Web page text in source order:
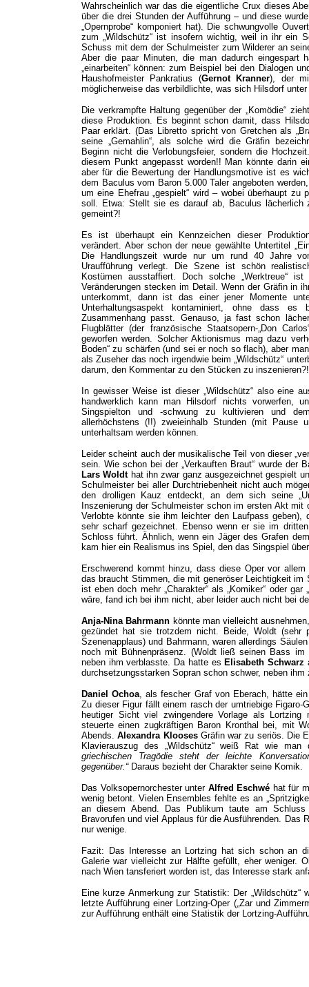
Wahrscheinlich war das die eigentliche Crux dieses
über die drei Stunden der Aufführung – und diese
„Opernprobe“ komponiert hat). Die schwungvolle
zum „Wildschütz“ ist insofern wichtig, weil in ihr ein
Schuss mit dem der Schulmeister zum Wilderer an
Aber die paar Minuten, die man dadurch eingespart
„einarbeiten“ können: zum Beispiel bei den Dialogen
Haushofmeister Pankratius (Gernot Kranner), der
möglicherweise das verbildlichte, was sich Hilsdorf
Die verkrampfte Haltung gegenüber der „Komödie“
diese Produktion. Es beginnt schon damit, dass
Paar erklärt. (Das Libretto spricht von Gretchen als
seine „Gemahlin“, als solche wird die Gräfin
Beginn nicht die Verlobungsfeier, sondern die
diesem Punkt angepasst worden!! Man könnte darin
aber für die Bewertung der Handlungsmotive ist es
dem Baculus vom Baron 5.000 Taler angeboten
um eine Ehefrau „gespielt“ wird – wobei überhaupt zu
soll. Etwa: Stellt sie es darauf ab, Baculus lächerlich
gemeint?!
Es ist überhaupt ein Kennzeichen dieser
verändert. Aber schon der neue gewählte Untertitel
Die Handlungszeit wurde nur um rund 40 Jahre
Uraufführung verlegt. Die Szene ist schön
Kostümen ausstaffiert. Doch solche „Werktreue“
Veränderungen stecken im Detail. Wenn der Gräfin in
unterkommt, dann ist das einer jener Momente
Unterhaltungsaspekt kontaminiert, ohne dass
Zusammenhang passt. Genauso, ja fast schon
Flugblätter (der französische Staatsopern-„Don
geworfen werden. Solcher Aktionismus mag dazu
Boden“ zu schärfen (und sei er noch so flach), aber
als Zuseher das noch irgendwie beim „Wildschütz“
darum, den Kommentar zu den Stücken zu inszenieren?!
In gewisser Weise ist dieser „Wildschütz“ also eine
handwerklich kann man Hilsdorf nichts vorwerfen,
Singspielton und -schwung zu kultivieren und
allerhöchstens (!!) zweieinhalb Stunden (mit Pause
unterhaltsam werden können.
Leider scheint auch der musikalische Teil von dieser
sein. Wie schon bei der „Verkauften Braut“ wurde der
Lars Woldt hat ihn zwar ganz ausgezeichnet gespielt
Schulmeister bei aller Durchtriebenheit nicht auch
den drolligen Kauz entdeckt, an dem sich seine
Inszenierung der Schulmeister schon im ersten Akt
Verlobte könnte sie ihm leichter den Laufpass
sehr scharf gezeichnet. Ebenso wenn er sie im
Schloss führt. Ähnlich, wenn ein Jäger des Grafen
kam hier ein Realismus ins Spiel, den das Singspiel
Erschwerend kommt hinzu, dass diese Oper vor
das braucht Stimmen, die mit generöser Leichtigkeit
ist eben doch mehr „Charakter“ als „Komiker“ oder gar
wäre, fand ich bei ihm nicht, aber leider auch nicht bei
Anja-Nina Bahrmann könnte man vielleicht
gezündet hat sie trotzdem nicht. Beide, Woldt (sehr
Szenenapplaus) und Bahrmann, waren allerdings
noch mit Bühnenpräsenz. (Woldt ließ seinen Bass
neben ihm verblasste. Da hatte es Elisabeth Schwarz
durchsetzungsstarken Sopran schon schwer, neben ihm
Daniel Ochoa, als fescher Graf von Eberach, hätte
Zu dieser Figur fällt einem rasch der umtriebige
heutiger Sicht viel zwingendere Vorlage als
steuerte einen zugkräftigen Baron Kronthal bei, mit
Abends.Alexandra KloosesGräfin war zu seriös. Die
Klavierauszug des „Wildschütz“ weiß Rat wie
griechischen Tragödie steht der leichte
gegenüber.“ Daraus bezieht der Charakter seine Komik.
Das Volksopernorchester unter Alfred Eschwé hat für
wenig betont. Vielen Ensembles fehlte es an
an diesem Abend. Das Publikum taute am
Bravorufen und viel Applaus für die Ausführenden. Das
nur wenige.
Fazit: Das Interesse an Lortzing hat sich schon an
Galerie war vielleicht zur Hälfte gefüllt, eher weniger.
nach Wien tansferiert worden ist, das Interesse stark
Eine kurze Anmerkung zur Statistik: Der
letzte Aufführung einer Lortzing-Oper („Zar und
zur Aufführung enthält eine Statistik der Lortzing-